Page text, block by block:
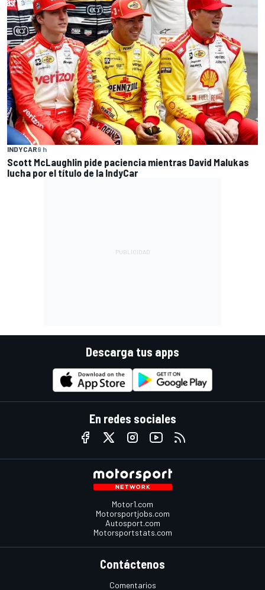
INDYCAR9 h
Scott McLaughlin pide paciencia mientras David Malukas
lucha por el título de la IndyCar
Descarga tus apps
En redes sociales
Motor1.com
Motorsportjobs.com
Autosport.com
Motorsportstats.com
Contáctenos
Comentarios